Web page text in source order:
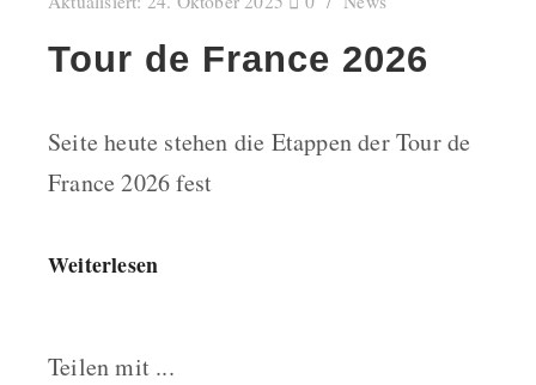
Tour de France 2026
Seite heute stehen die Etappen der Tour de
France 2026 fest
Weiterlesen
Teilen mit ...